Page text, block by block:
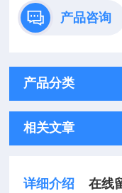
产品咨询
产品分类
相关文章
详细介绍 在线